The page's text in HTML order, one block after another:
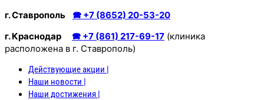
Перейти
содержимому
г. Ставрополь 🕿 +7 (8652) 20-53-20
г. Краснодар 🕿 +7 (861) 217-69-17 (клиника
расположена в г. Ставрополь)
Действующие акции |
Наши новости |
Наши достижения |